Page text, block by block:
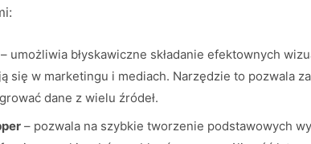
– umożliwia błyskawiczne składanie efektownych
się w marketingu i mediach. Narzędzie to pozwala
dane z wielu źródeł.
– pozwala na szybkie tworzenie podstawowych